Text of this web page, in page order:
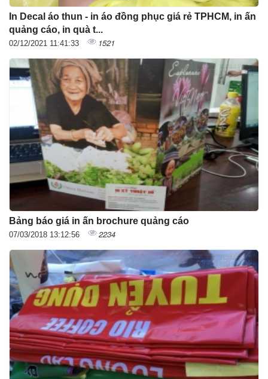
In Decal áo thun - in áo đồng phục giá rẻ TPHCM, in ấn
quảng cáo, in quà t...
02/12/2021 11:41:33 1521
Bảng báo giá in ấn brochure quảng cáo
07/03/2018 13:12:56 2234